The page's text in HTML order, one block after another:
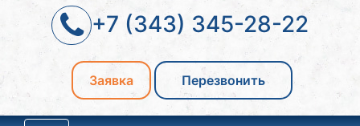
+7 (343) 345-28-22
Заявка Перезвонить